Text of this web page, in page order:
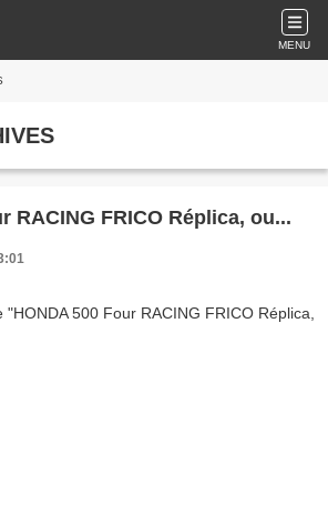
MENU
RACING FRICO Réplica, ou...